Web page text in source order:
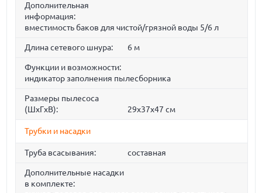
Дополнительная
информация:
вместимость баков для чистой/грязной воды 5/6 л
Длина сетевого шнура: 6 м
Функции и возможности:
индикатор заполнения пылесборника
Размеры пылесоса
(ШxГxВ):
29x37x47 cм
Трубки и насадки
Труба всасывания: составная
Дополнительные насадки
в комплекте: